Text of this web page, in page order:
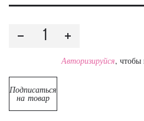
Авторизируйся, чтобы
Подписаться
на товар